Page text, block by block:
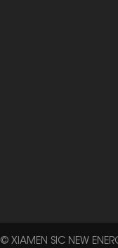
© XIAMEN SIC NEW